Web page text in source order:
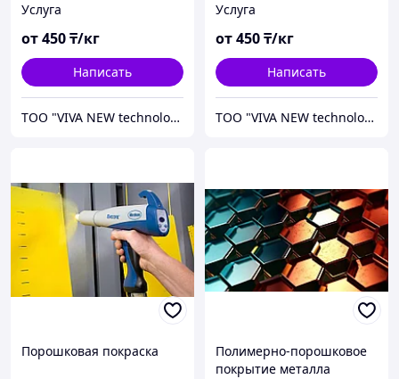
Услуга
от450₸/кг
Написать
ТОО "VIVA NEW technology"
методом
Услуга
от450₸/кг
Написать
ТОО "VIVA NEW technology"
Порошковая покраска
Полимерно-порошковое
покрытие металла